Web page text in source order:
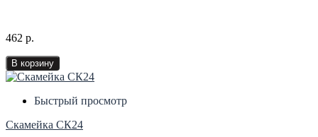
462 р.
В корзину
Быстрый просмотр
Скамейка СК24